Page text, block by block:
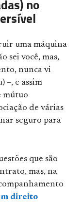
no
uma máquina
sei você, mas,
nunca vi
–, e assim
mútuo
de várias
seguro para
que são
mas, na
direito